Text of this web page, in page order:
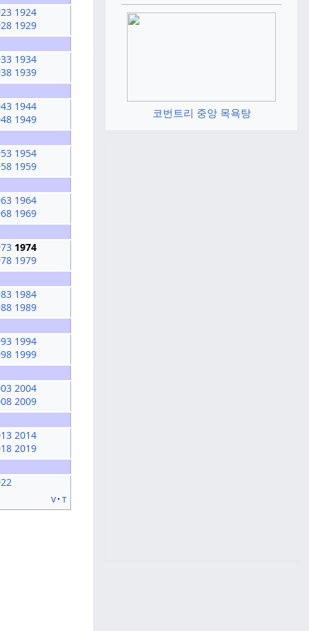
1924
1929
1934
1939
1944
1949
1954
1959
1964
1969
1974
1979
1984
1989
1994
1999
2004
2009
2014
2019
v t
코번트리 중앙 목욕탕